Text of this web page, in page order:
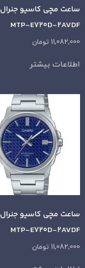
ساعت مچی کاسیو جنرال
MTP-E720D-2AVDF
11,082,000 تومان
اطلاعات بیشتر
ساعت مچی کاسیو جنرال
MTP-E720D-2AVDF
11,082,000 تومان